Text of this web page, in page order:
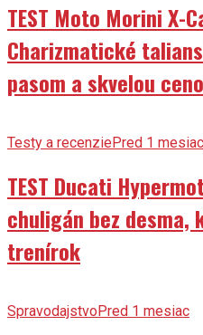
TEST Moto Morini X-
Charizmatické
pasom a skvelou
Testy a recenziePred 1 mesiac
TEST Ducati
chuligán bez desma,
trenírok
SpravodajstvoPred 1 mesiac